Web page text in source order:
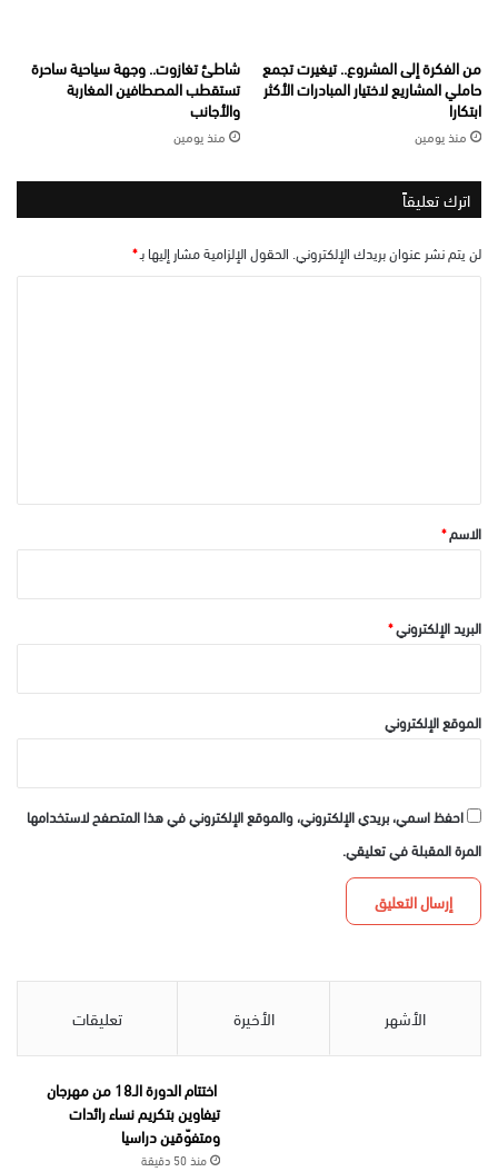
من الفكرة إلى المشروع.. تيغيرت تجمع
حاملي المشاريع لاختيار المبادرات الأكثر
ابتكارا
منذ يومين
شاطئ تغازوت.. وجهة سياحية ساحرة
تستقطب المصطافين المغاربة
والأجانب
منذ يومين
اترك تعليقاً
لن يتم نشر عنوان بريدك الإلكتروني. الحقول الإلزامية مشار إليها بـ*
*الاسم*
البريد الإلكتروني*
الموقع الإلكتروني
احفظ اسمي، بريدي الإلكتروني، والموقع الإلكتروني في هذا المتصفح لاستخدامها
المرة المقبلة في تعليقي.
الأشهر الأخيرة تعليقات
اختتام الدورة الـ18 من مهرجان
تيفاوين بتكريم نساء رائدات
ومتفوّقين دراسيا
منذ 50 دقيقة